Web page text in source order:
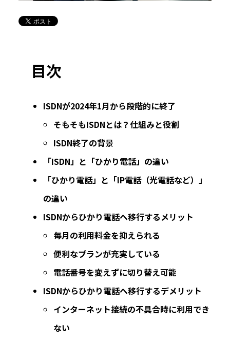
目次
ISDNが2024年1月から段階的に終了
そもそもISDNとは？仕組みと役割
ISDN終了の背景
「ISDN」と「ひかり電話」の違い
「ひかり電話」と「IP電話（光電話など）」
の違い
ISDNからひかり電話へ移行するメリット
毎月の利用料金を抑えられる
便利なプランが充実している
電話番号を変えずに切り替え可能
ISDNからひかり電話へ移行するデメリット
インターネット接続の不具合時に利用でき
ない